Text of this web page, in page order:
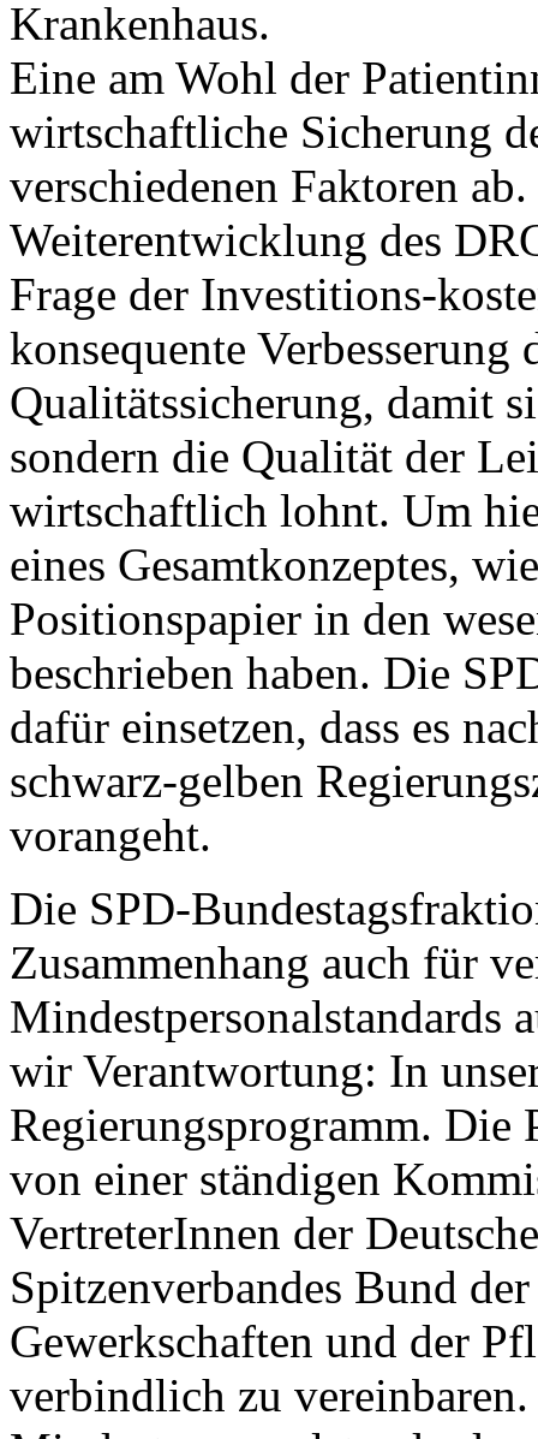
Krankenhaus.
Eine am Wohl der
wirtschaftliche Sicherung
verschiedenen Faktoren
Weiterentwicklung des
Frage der Investitions-
konsequente
Qualitätssicherung, damit
sondern die Qualität der
wirtschaftlich lohnt. Um
eines Gesamtkonzeptes,
Positionspapier in den
beschrieben haben. Die
dafür einsetzen, dass es
schwarz-gelben
vorangeht.
Die SPD-
Zusammenhang auch für
Mindestpersonalstandards
wir Verantwortung: In
Regierungsprogramm. Die
von einer ständigen
VertreterInnen der
Spitzenverbandes Bund
Gewerkschaften und der
verbindlich zu